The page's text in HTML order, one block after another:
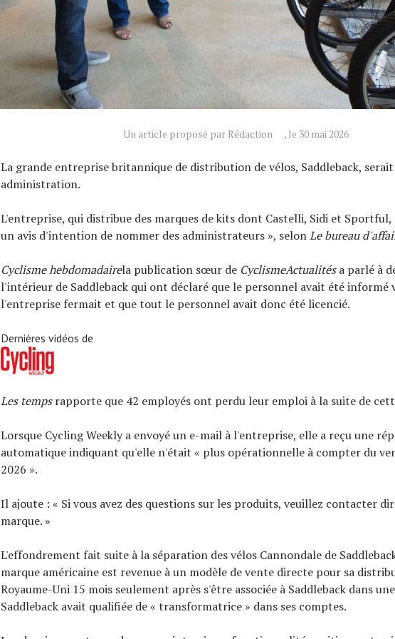
Un article proposé par Rédaction , le 30 mai 2026
La grande entreprise britannique de distribution de vélos, Saddleback,
administration.
L'entreprise, qui distribue des marques de kits dont Castelli, Sidi et Sportful,
un avis d'intention de nommer des administrateurs », selonLe bureau
Cyclisme hebdomadairela publication sœur de CyclismeActualitésa parlé à
l'intérieur de Saddleback qui ont déclaré que le personnel avait été informé
l'entreprise fermait et que tout le personnel avait donc été licencié.
Dernières vidéos de
Les tempsrapporte que 42 employés ont perdu leur emploi à la suite de
Lorsque Cycling Weekly a envoyé un e-mail à l'entreprise, elle a reçu une
automatique indiquant qu'elle n'était « plus opérationnelle à compter du
2026 ».
Il ajoute : « Si vous avez des questions sur les produits, veuillez contacter
marque. »
L'effondrement fait suite à la séparation des vélos Cannondale de
marque américaine est revenue à un modèle de vente directe pour sa
Royaume-Uni 15 mois seulement après s'être associée à Saddleback dans
Saddleback avait qualifiée de « transformatrice » dans ses comptes.